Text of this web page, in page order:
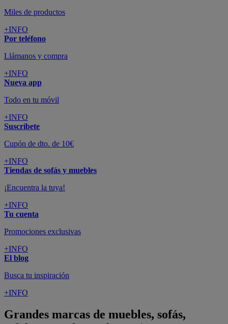
Miles de productos
+INFO
Por teléfono
Llámanos y compra
+INFO
Nueva app
Todo en tu móvil
+INFO
Suscríbete
Cupón de dto. de 10€
+INFO
Tiendas de sofás y muebles
¡Encuentra la tuya!
+INFO
Tu cuenta
Promociones exclusivas
+INFO
El blog
Busca tu inspiración
+INFO
Grandes marcas de muebles, sofás,